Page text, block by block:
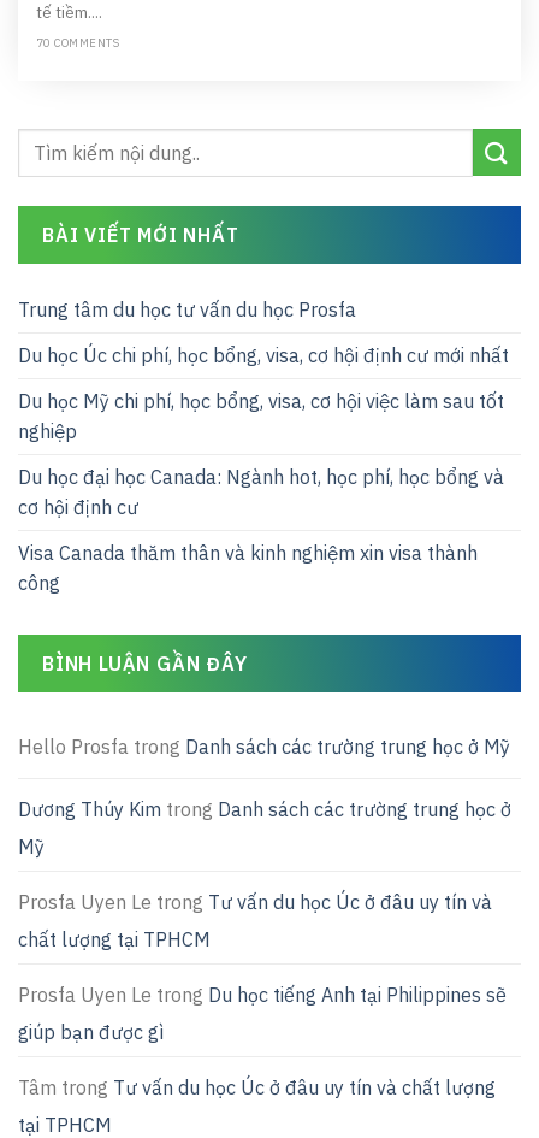
BÀI VIẾT MỚI NHẤT
Trung tâm du học tư vấn du học Prosfa
Du học Úc chi phí, học bổng, visa, cơ hội định cư mới nhất
Du học Mỹ chi phí, học bổng, visa, cơ hội việc làm sau tốt
nghiệp
Du học đại học Canada: Ngành hot, học phí, học bổng và
cơ hội định cư
Visa Canada thăm thân và kinh nghiệm xin visa thành
công
BÌNH LUẬN GẦN ĐÂY
Hello Prosfa trong Danh sách các trường trung học ở Mỹ
Dương Thúy Kim trong Danh sách các trường trung học ở
Mỹ
Prosfa Uyen Le trong Tư vấn du học Úc ở đâu uy tín và
chất lượng tại TPHCM
Prosfa Uyen Le trong Du học tiếng Anh tại Philippines sẽ
giúp bạn được gì
Tâm trong Tư vấn du học Úc ở đâu uy tín và chất lượng
tại TPHCM
tế tiềm....
70 COMMENTS